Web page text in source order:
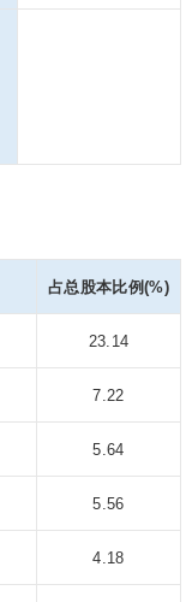
占总股本比例(%)
23.14
7.22
5.64
5.56
4.18